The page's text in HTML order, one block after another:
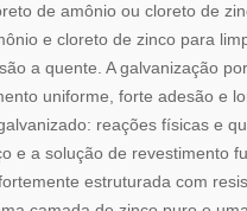
de amônio ou cloreto de
e cloreto de zinco para
a quente. A galvanização
uniforme, forte adesão e
reações físicas e
e a solução de revestimento
estruturada com